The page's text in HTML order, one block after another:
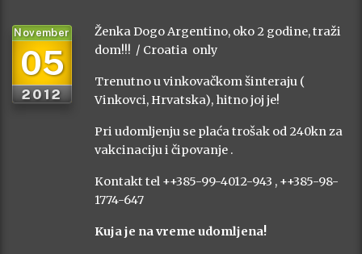
05
November
2012
Ženka Dogo Argentino, oko 2 godine, traži
dom!!! / Croatia only
Trenutno u vinkovačkom šinteraju (
Vinkovci, Hrvatska), hitno joj je!
Pri udomljenju se plaća trošak od 240kn za
vakcinaciju i čipovanje .
Kontakt tel ++385-99-4012-943 , ++385-98-
1774-647
Kuja je na vreme udomljena!